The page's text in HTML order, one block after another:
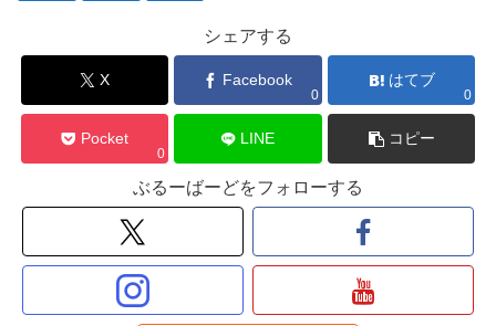
シェアする
X Facebook
0
はてブ
0
Pocket
0
LINE コピー
ぶるーばーどをフォローする